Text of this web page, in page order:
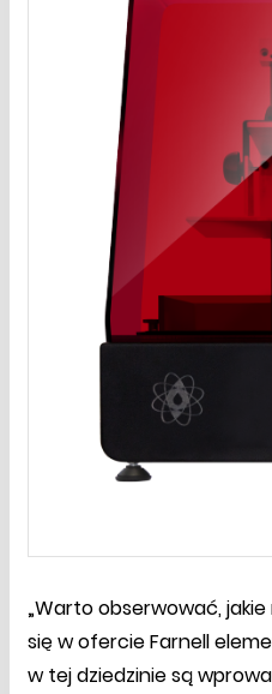
„Warto obserwować,
się w ofercie Farnell
w tej dziedzinie są